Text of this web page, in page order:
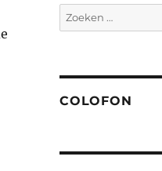
Zoeken
naar:
COLOFON